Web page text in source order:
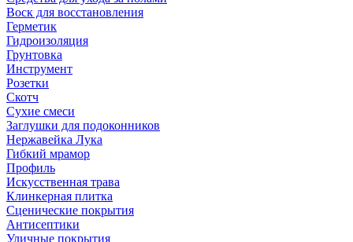
Воск для восстановления
Герметик
Гидроизоляция
Грунтовка
Инструмент
Розетки
Скотч
Сухие смеси
Заглушки для подоконников
Нержавейка Лука
Гибкий мрамор
Профиль
Искусственная трава
Клинкерная плитка
Сценические покрытия
Антисептики
Уличные покрытия